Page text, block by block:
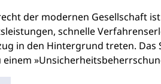
der modernen Gesellschaft
schnelle
in den Hintergrund treten.
einem